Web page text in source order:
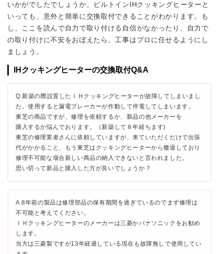
いかがでしたでしょうか。ビルトインIHクッキングヒーターと
いっても、意外と簡単に交換取付できることがわかります。も
し、ここを読んで自力で取り付ける自信がなかったり、自力で
の取り付けに不安をおぼえたら、工事はプロに任せるようにし
ましょう。
IHクッキングヒーターの交換取付Q&A
Q.新築の際設置したＩＨクッキングヒーターが故障してしまいまし
た。使用すると漏電ブレーカーが作動して停電してしまいます。
東芝の商品ですが、修理を依頼するか、新品の他メーカーを
購入するか悩んでおります。（新築して８年経ちます)
東芝の修理業者さんに依頼していますが、来ていただくだけで出張
代がかかること、もう東芝はクッキングヒーターから撤退しており
修理不可能な場合新しい商品の納入できないと言われました。
思い切って新品と購入した方が良いでしょうか？
A.8年前の製品は修理部品の保有期間を過ぎているのでまず修理は
不可能と考えてください。
ＩＨクッキングヒーターのメーカーは三菱かパナソニックをお勧め
します。
当方は三菱製ですが13年経過している現在も故障無しで使用してい